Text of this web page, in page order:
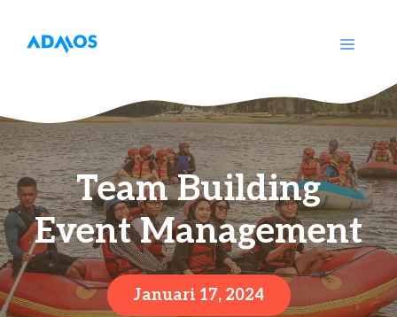
MENU
Team Building
Event Management
Januari 17, 2024